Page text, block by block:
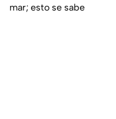
mar; esto se sabe